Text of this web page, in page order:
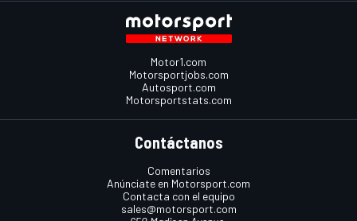
Motor1.com
Motorsportjobs.com
Autosport.com
Motorsportstats.com
Contáctanos
Comentarios
Anúnciate en Motorsport.com
Contacta con el equipo
sales@motorsport.com